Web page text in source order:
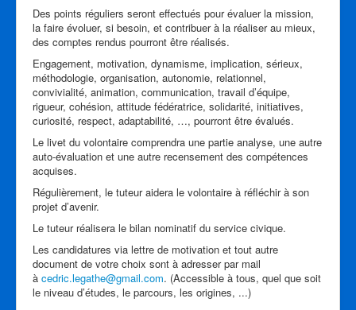
Des points réguliers seront effectués pour évaluer la mission,
la faire évoluer, si besoin, et contribuer à la réaliser au mieux,
des comptes rendus pourront être réalisés.
Engagement, motivation, dynamisme, implication, sérieux,
méthodologie, organisation, autonomie, relationnel,
convivialité, animation, communication, travail d’équipe,
rigueur, cohésion, attitude fédératrice, solidarité, initiatives,
curiosité, respect, adaptabilité, …, pourront être évalués.
Le livet du volontaire comprendra une partie analyse, une autre
auto-évaluation et une autre recensement des compétences
acquises.
Régulièrement, le tuteur aidera le volontaire à réfléchir à son
projet d’avenir.
Le tuteur réalisera le bilan nominatif du service civique.
Les candidatures via lettre de motivation et tout autre
document de votre choix sont à adresser par mail
à cedric.legathe@gmail.com. (Accessible à tous, quel que soit
le niveau d’études, le parcours, les origines, ...)